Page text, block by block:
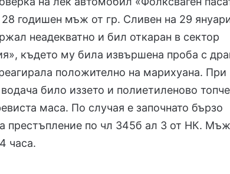
28 годишен мъж от гр. Сливен на 29
неадекватно и бил откаран в сектор
където му била извършена проба с
положително на марихуана. При
било иззето и полиетиленово
маса. По случая е започнато бързо
престъпление по чл 345б ал 3 от НК.
часа.